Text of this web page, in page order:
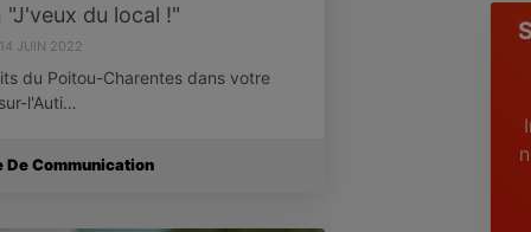
du local !"
JUIN 2022
du Poitou-Charentes dans votre
l'Auti…
De Communication